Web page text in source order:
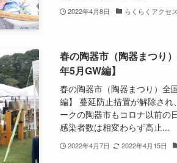
2022年4月8日 らくらくアクセ
春の陶器市（陶器まつり
年5月GW編】
春の陶器市（陶器まつり）全
編】 蔓延防止措置が解除さ
ークの陶器市もコロナ以前の
感染者数は相変わらず高止...
2022年4月7日 2022年4月15日